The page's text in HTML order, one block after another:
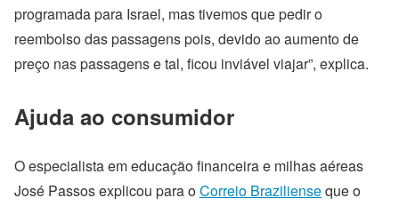
programada para Israel, mas tivemos que pedir o
reembolso das passagens pois, devido ao aumento de
preço nas passagens e tal, ficou inviável viajar”, explica.
Ajuda ao consumidor
O especialista em educação financeira e milhas aéreas
José Passos explicou para oCorreio Brazilienseque o